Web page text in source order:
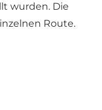
wurden. Die
Route.